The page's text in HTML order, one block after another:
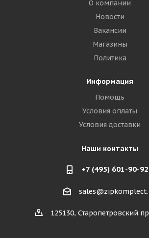
О компании
Новости
Вакансии
Магазины
Политика
Информация
Помощь
Условия оплаты
Условия доставки
Наши контакты
+7 (495) 601-90-92
125130, Старопетровский